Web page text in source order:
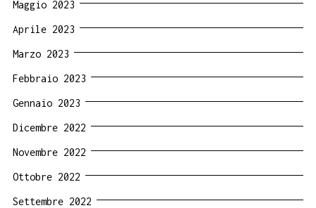
Maggio 2023
Aprile 2023
Marzo 2023
Febbraio 2023
Gennaio 2023
Dicembre 2022
Novembre 2022
Ottobre 2022
Settembre 2022